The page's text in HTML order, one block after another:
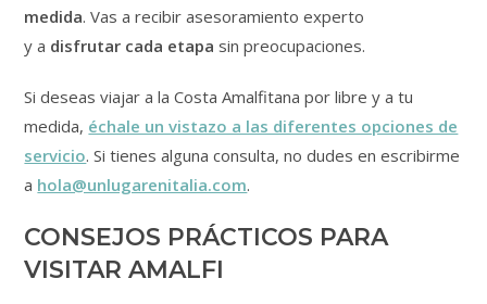
medida. Vas a recibir asesoramiento experto
y a disfrutar cada etapa sin preocupaciones.
Si deseas viajar a la Costa Amalfitana por libre y a tu
medida, échale un vistazo a las diferentes opciones de
servicio. Si tienes alguna consulta, no dudes en escribirme
a hola@unlugarenitalia.com.
CONSEJOS PRÁCTICOS PARA
VISITAR AMALFI